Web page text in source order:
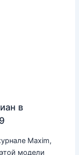
в
Maxim,
модели